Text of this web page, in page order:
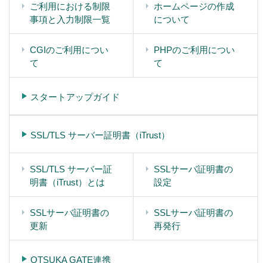
ご利用における制限
事項と入力制限一覧
ホームページの作成
について
CGIのご利用につい
て
PHPのご利用につい
て
スタートアップガイド
SSL/TLS サーバー証明書（iTrust）
SSL/TLS サーバー証
明書（iTrust）とは
SSLサーバ証明書の
設定
SSLサーバ証明書の
更新
SSLサーバ証明書の
再発行
OTSUKA GATE連携